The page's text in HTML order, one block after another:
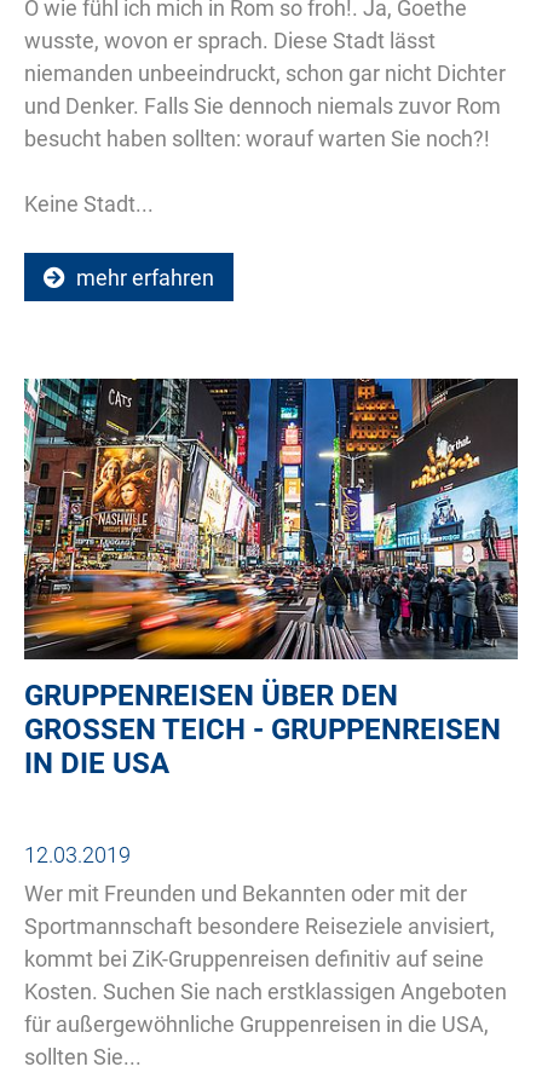
O wie fühl ich mich in Rom so froh!. Ja, Goethe
wusste, wovon er sprach. Diese Stadt lässt
niemanden unbeeindruckt, schon gar nicht Dichter
und Denker. Falls Sie dennoch niemals zuvor Rom
besucht haben sollten: worauf warten Sie noch?!
Keine Stadt...
mehr erfahren
GRUPPENREISEN ÜBER DEN
GROSSEN TEICH - GRUPPENREISEN I
N DIE USA
12.03.2019
Wer mit Freunden und Bekannten oder mit der
Sportmannschaft besondere Reiseziele anvisiert,
kommt bei ZiK-Gruppenreisen definitiv auf seine
Kosten. Suchen Sie nach erstklassigen Angeboten
für außergewöhnliche Gruppenreisen in die USA,
sollten Sie...